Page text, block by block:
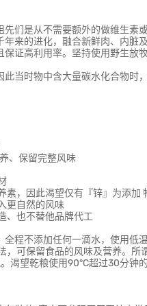
们是从不需要额外的做维生素
来的进化，融合新鲜肉、内脏
证高利用率。坚持使用野生放
当时物中含大量碳水化合物时
、保留完整风味
，因此渴望仅有『锌』为添加
更自然的风味
、也不替他品牌代工
程不添加任何一滴水，使用低
可保留食品的风味及营养。所
渴望乾粮使用90°C超过30分钟